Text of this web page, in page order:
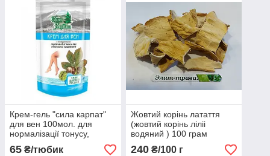
Крем-гель "сила карпат"
для вен 100мол. для
нормалізації тонусу,
відтоку та
мікроциркуляці...
65 ₴/тюбик
Жовтий корінь латаття
(жовтий корінь ліліі
водяний ) 100 грам
240₴/100 г